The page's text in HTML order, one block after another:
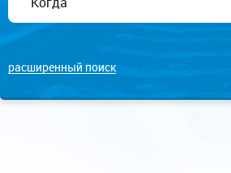
расширенный поиск